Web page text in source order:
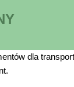
dla